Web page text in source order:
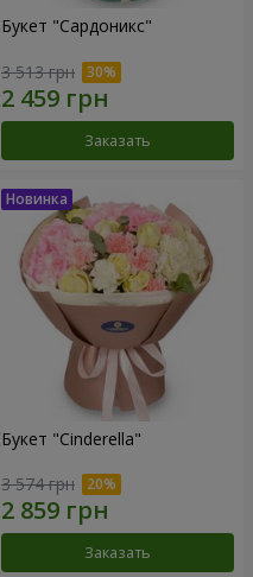
Букет "Сардоникс"
3 513 грн
Заказать
Букет "Cinderella"
3 574 грн
Заказать